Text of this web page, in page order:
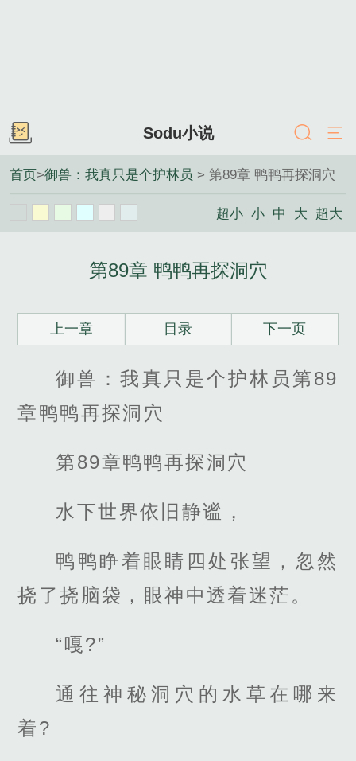
Sodu小说
首页>御兽：我真只是个护林员 > 第89章 鸭鸭再探洞穴
超小 小 中 大 超大
第89章 鸭鸭再探洞穴
上一章 目录 下一页
御兽：我真只是个护林员第89
章鸭鸭再探洞穴
第89章鸭鸭再探洞穴
水下世界依旧静谧，
鸭鸭睁着眼睛四处张望，忽然
挠了挠脑袋，眼神中透着迷茫。
“嘎?”
通往神秘洞穴的水草在哪来
着?